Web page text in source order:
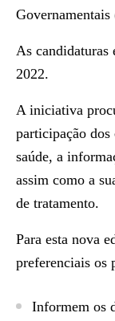
As candidaturas
2022.
A iniciativa
participação dos
saúde, a
assim como a
de tratamento.
Para esta nova
preferenciais os
Informem os